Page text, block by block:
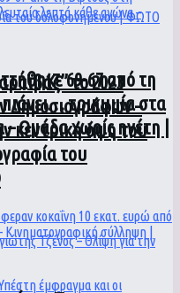
το 2023
Δημοσιογράφων –
κεντρική όψη του
του
69-67 από τη
τρικυμία στα
Ομάδα χωρίς ηγέτη |